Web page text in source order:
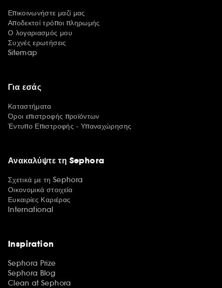
Επικοινωνήστε μαζί μας
Αποδεκτοί τρόποι πληρωμής
Ο λογαριασμός μου
Συχνές ερωτήσεις
Sitemap
Για εσάς
Καταστήματα
Όροι επιστροφής προϊόντων
Έντυπο Επιστροφής - Υπαναχώρησης
Ανακαλύψτε τη Sephora
Σχετικά με τη Sephora
Οικονομικά στοιχεία
Ευκαιρίες Καριέρας
International
Inspiration
Sephora Prize
Sephora Blog
Clean at Sephora